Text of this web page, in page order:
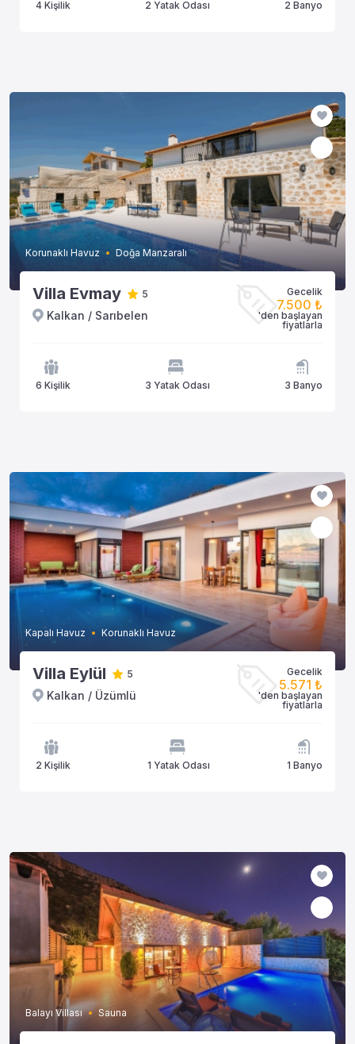
4 Kişilik 2 Yatak Odası 2 Banyo
Korunaklı Havuz Doğa Manzaralı
Villa Evmay 5
Kalkan / Sarıbelen
Gecelik
7.500 ₺
'den başlayan
fiyatlarla
6 Kişilik 3 Yatak Odası 3 Banyo
Kapalı Havuz Korunaklı Havuz
Villa Eylül 5
Kalkan / Üzümlü
Gecelik
5.571 ₺
'den başlayan
fiyatlarla
2 Kişilik 1 Yatak Odası 1 Banyo
Balayı Villası Sauna